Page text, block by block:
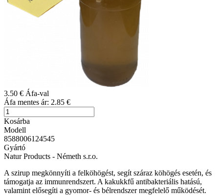
3.50 € Áfa-val
Áfa mentes ár: 2.85 €
Kosárba
Modell
8588006124545
Gyártó
Natur Products - Németh s.r.o.
A szirup megkönnyíti a felköhögést, segít száraz köhögés esetén, és
támogatja az immunrendszert. A kakukkfű antibakteriális hatású,
valamint elősegíti a gyomor- és bélrendszer megfelelő működését.